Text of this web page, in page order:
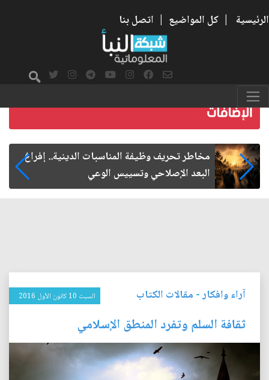
الرئيسية | كل المواضيع | اتصل بنا
زيارة الأربعين.. من الفاعلية المجتمعية إلى المواطنة
الفاعلة
آراء وافكار- مقالات الكتاب السبت 10 كانون الأول 2016
ثقافة السلم وتفرد المنطق الإسلامي